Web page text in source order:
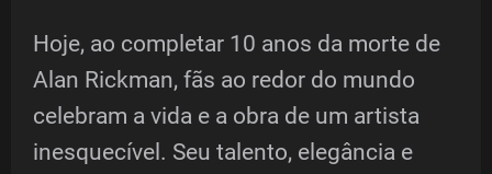
Hoje, ao completar 10 anos da morte de
Alan Rickman, fãs ao redor do mundo
celebram a vida e a obra de um artista
inesquecível. Seu talento, elegância e